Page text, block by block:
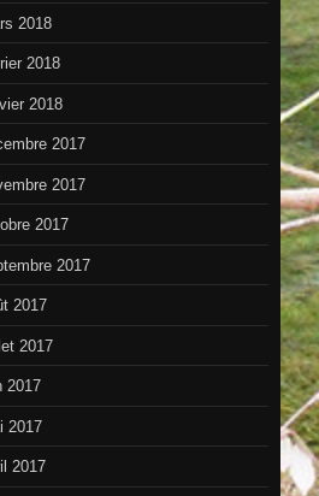
2018
2018
2018
2017
2017
2017
2017
2017
2017
2017
2017
2017